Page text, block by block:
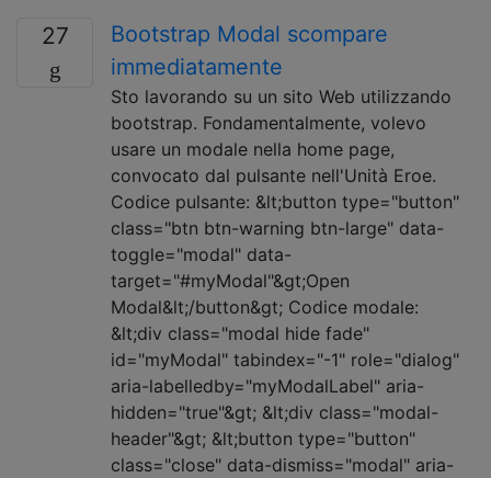
27
Bootstrap Modal scompare
immediatamente
Sto lavorando su un sito Web utilizzando
bootstrap. Fondamentalmente, volevo
usare un modale nella home page,
convocato dal pulsante nell'Unità Eroe.
Codice pulsante: &lt;button type="button"
class="btn btn-warning btn-large" data-
toggle="modal" data-
target="#myModal"&gt;Open
Modal&lt;/button&gt; Codice modale:
&lt;div class="modal hide fade"
id="myModal" tabindex="-1" role="dialog"
aria-labelledby="myModalLabel" aria-
hidden="true"&gt; &lt;div class="modal-
header"&gt; &lt;button type="button"
class="close" data-dismiss="modal" aria-